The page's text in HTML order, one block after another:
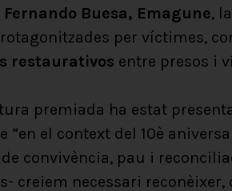
Buesa, Emagune,
per víctimes,
restaurativos entre presos i
premiada ha estat
“en el context del 10è
de convivència, pau i
creiem necessari